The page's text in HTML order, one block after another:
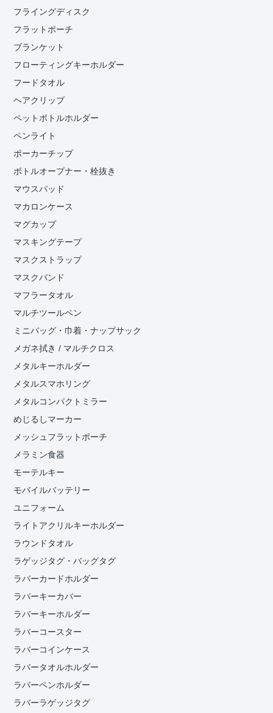
フライングディスク
フラットポーチ
ブランケット
フローティングキーホルダー
フードタオル
ヘアクリップ
ペットボトルホルダー
ペンライト
ポーカーチップ
ボトルオープナー・栓抜き
マウスパッド
マカロンケース
マグカップ
マスキングテープ
マスクストラップ
マスクバンド
マフラータオル
マルチツールペン
ミニバッグ・巾着・ナップサック
メガネ拭き / マルチクロス
メタルキーホルダー
メタルスマホリング
メタルコンパクトミラー
めじるしマーカー
メッシュフラットポーチ
メラミン食器
モーテルキー
モバイルバッテリー
ユニフォーム
ライトアクリルキーホルダー
ラウンドタオル
ラゲッジタグ・バッグタグ
ラバーカードホルダー
ラバーキーカバー
ラバーキーホルダー
ラバーコースター
ラバーコインケース
ラバータオルホルダー
ラバーペンホルダー
ラバーラゲッジタグ